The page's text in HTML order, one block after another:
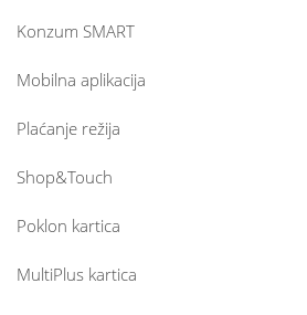
Konzum SMART
Mobilna aplikacija
Plaćanje režija
Shop&Touch
Poklon kartica
MultiPlus kartica